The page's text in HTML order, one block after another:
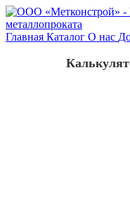
Главная Каталог О нас